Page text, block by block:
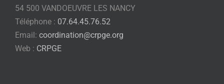
54 500 VANDOEUVRE LES NANCY
Téléphone : 07.64.45.76.52
Email: coordination@crpge.org
Web : CRPGE